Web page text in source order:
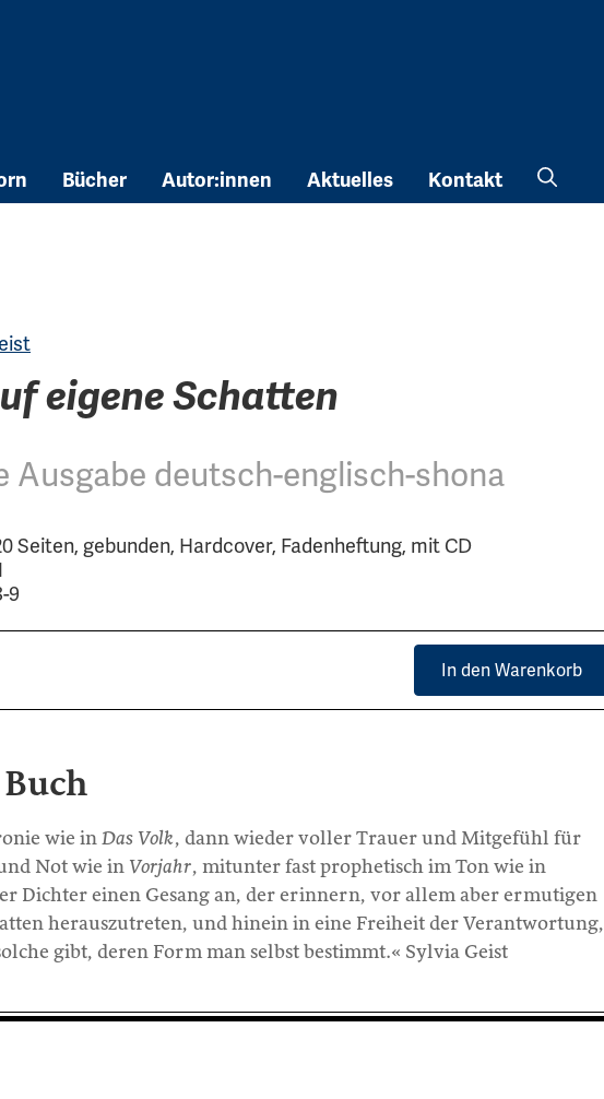
Bücher Autor:innen Aktuelles Kontakt
eigene Schatten
Ausgabe deutsch-englisch-shona
Seiten, gebunden, Hardcover, Fadenheftung, mit CD
9
In den Warenkorb
wie in Das Volk, dann wieder voller Trauer und Mitgefühl für
Not wie in Vorjahr, mitunter fast prophetisch im Ton wie in
Dichter einen Gesang an, der erinnern, vor allem aber ermutigen
herauszutreten, und hinein in eine Freiheit der Verantwortung,
gibt, deren Form man selbst bestimmt.« Sylvia Geist